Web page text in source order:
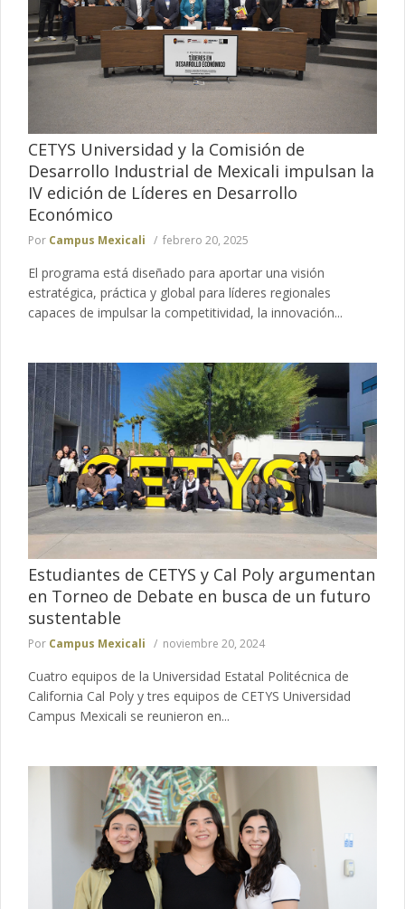
CETYS Universidad y la Comisión de
Desarrollo Industrial de Mexicali impulsan la
IV edición de Líderes en Desarrollo
Económico
Por Campus Mexicali febrero 20, 2025
El programa está diseñado para aportar una visión
estratégica, práctica y global para líderes regionales
capaces de impulsar la competitividad, la innovación...
Estudiantes de CETYS y Cal Poly argumentan
en Torneo de Debate en busca de un futuro
sustentable
Por Campus Mexicali noviembre 20, 2024
Cuatro equipos de la Universidad Estatal Politécnica de
California Cal Poly y tres equipos de CETYS Universidad
Campus Mexicali se reunieron en...